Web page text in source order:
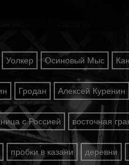
Уолкер Осиновый Мыс
Гродан Алексей Куренин
с Россией восточная
пробки в казани деревни